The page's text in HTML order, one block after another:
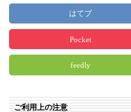
はてブ
Pocket
feedly
ご利用上の注意